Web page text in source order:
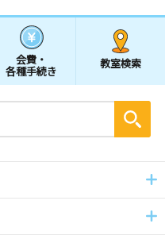
会費・
各種手続き
教室検索